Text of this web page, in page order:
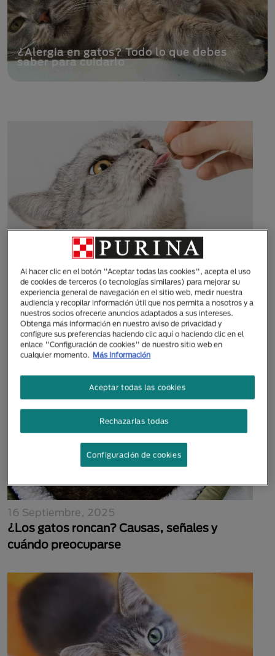
¿Alergia en gatos? Todo lo que debes
saber para cuidarlo
28 Octubre, 2022
Descubre cómo elegir correctamente los
premios para tus gatos
16 Septiembre, 2025
¿Los gatos roncan? Causas, señales y
cuándo preocuparse
Al hacer clic en el botón "Aceptar todas las cookies", acepta el uso
de cookies de terceros (o tecnologías similares) para mejorar su
experiencia general de navegación en el sitio web, medir nuestra
audiencia y recopilar información útil que nos permita a nosotros y a
nuestros socios ofrecerle anuncios adaptados a sus intereses.
Obtenga más información en nuestro aviso de privacidad y
configure sus preferencias haciendo clic aquí o haciendo clic en el
enlace "Configuración de cookies" de nuestro sitio web en
cualquier momento. Más información
Rechazarlas todas
Aceptar todas las cookies
Configuración de cookies